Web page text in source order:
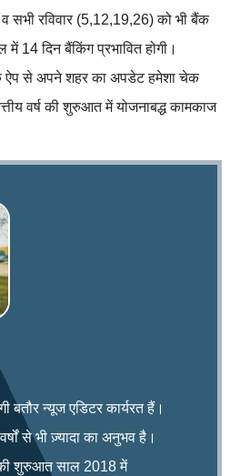
सभी रविवार (5,12,19,26) को भी बैंक
14 दिन बैंकिंग प्रभावित होगी।
ऐप से अपने शहर का अपडेट हमेशा चेक
वर्ष की शुरुआत में योजनाबद्ध कामकाज
बतौर न्यूज एडिटर कार्यरत हैं।
से भी ज़्यादा का अनुभव है।
शुरुआत साल 2018 में